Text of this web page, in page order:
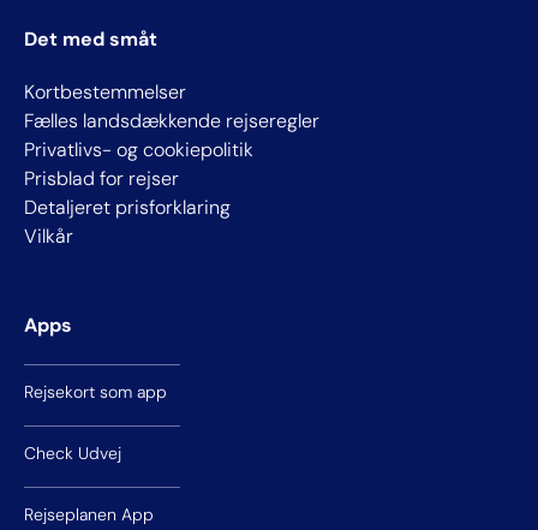
Det med småt
Kortbestemmelser
Fælles landsdækkende rejseregler
Privatlivs- og cookiepolitik
Prisblad for rejser
Detaljeret prisforklaring
Vilkår
Apps
Rejsekort som app
Check Udvej
Rejseplanen App